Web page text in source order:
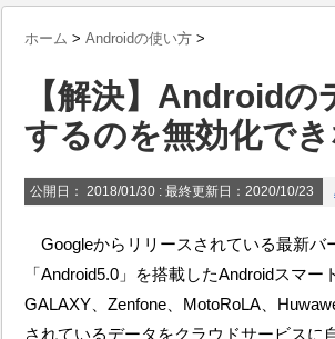
ホーム > Androidの使い方 >
【解決】Android
するのを無効化で
公開日： 2018/01/30 : 最終更新日：2020/10/23
Googleからリリースされている最新バ
「Android5.0」を搭載したAndroidスマ
GALAXY、Zenfone、MotoRoLA、
されているデータをクラウドサービス